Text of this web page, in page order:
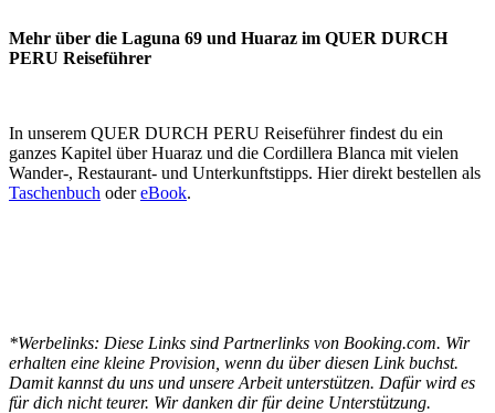
Mehr über die Laguna 69 und Huaraz im QUER DURCH
PERU Reiseführer
In unserem QUER DURCH PERU Reiseführer findest du ein
ganzes Kapitel über Huaraz und die Cordillera Blanca mit vielen
Wander-, Restaurant- und Unterkunftstipps. Hier direkt bestellen als
Taschenbuch odereBook.
*Werbelinks: Diese Links sind Partnerlinks von Booking.com. Wir
erhalten eine kleine Provision, wenn du über diesen Link buchst.
Damit kannst du uns und unsere Arbeit unterstützen. Dafür wird es
für dich nicht teurer. Wir danken dir für deine Unterstützung.